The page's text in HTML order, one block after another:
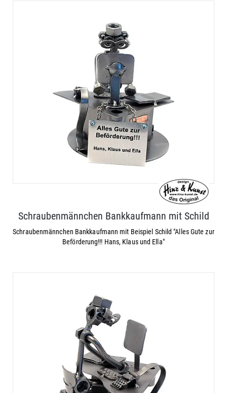
Schraubenmännchen Bankkaufmann mit Schild
Schraubenmännchen Bankkaufmann mit Beispiel Schild "Alles Gute zur
Beförderung!!! Hans, Klaus und Ella"